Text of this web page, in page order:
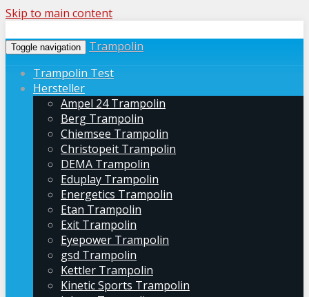
Skip to main content
Toggle navigation
Trampolin
Trampolin Test
Hersteller
Ampel 24 Trampolin
Berg Trampolin
Chiemsee Trampolin
Christopeit Trampolin
DEMA Trampolin
Eduplay Trampolin
Energetics Trampolin
Etan Trampolin
Exit Trampolin
Eyepower Trampolin
gsd Trampolin
Kettler Trampolin
Kinetic Sports Trampolin